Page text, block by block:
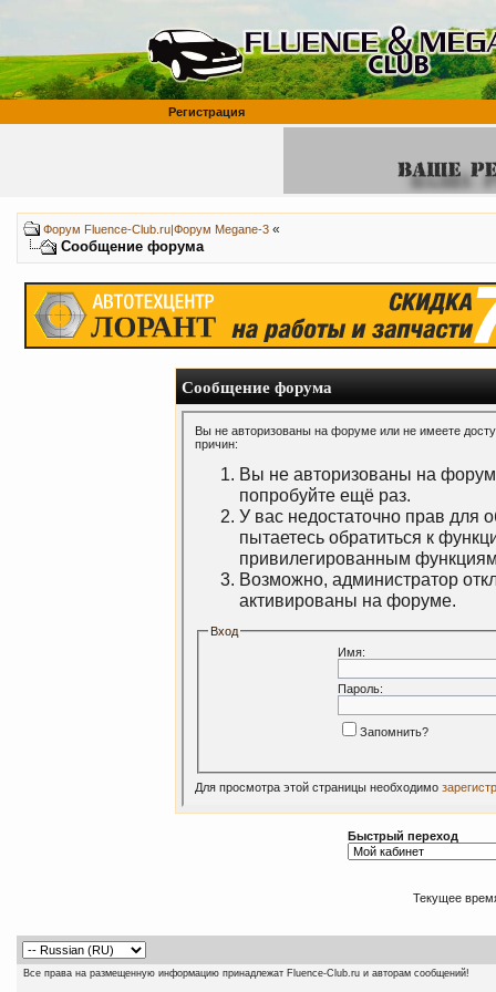
Регистрация
Форум Fluence-Club.ru|Форум Megane-3 «
Сообщение форума
Сообщение форума
Вы не авторизованы на форуме или не имеете
причин:
Вы не авторизованы на
попробуйте ещё раз.
У вас недостаточно прав для
пытаетесь обратиться к
привилегированным
Возможно, администратор
активированы на форуме.
Вход
Имя:
Пароль:
Запомнить?
Для просмотра этой страницы необходимо
Быстрый переход
Текущее
Все права на размещенную информацию принадлежат Fluence-Club.ru и авторам сообщений!